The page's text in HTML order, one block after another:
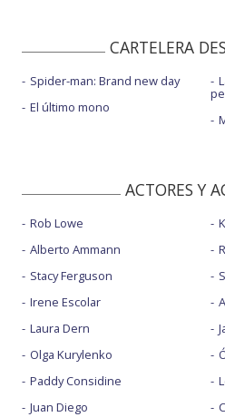
CARTELERA
Spider-man: Brand new day
El último mono
ACTORES Y
Rob Lowe
Alberto Ammann
Stacy Ferguson
Irene Escolar
Laura Dern
Olga Kurylenko
Paddy Considine
Juan Diego